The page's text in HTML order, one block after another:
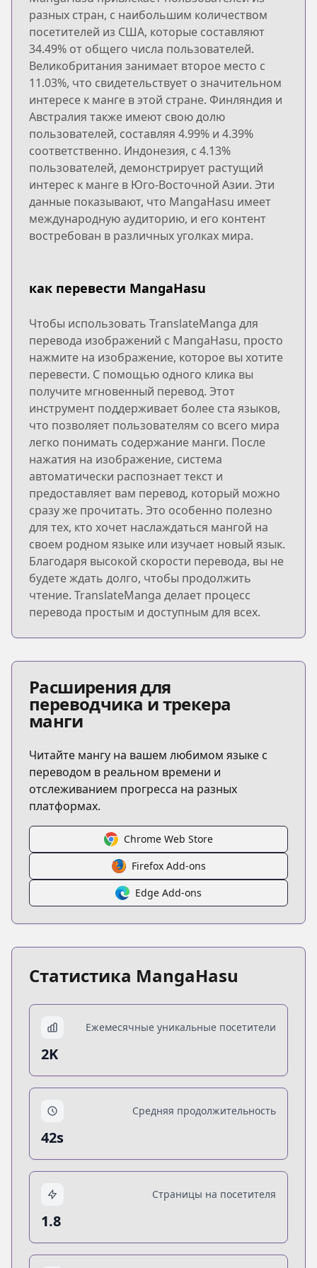
разных стран, с наибольшим количеством
посетителей из США, которые составляют
34.49% от общего числа пользователей.
Великобритания занимает второе место с
11.03%, что свидетельствует о значительном
интересе к манге в этой стране. Финляндия и
Австралия также имеют свою долю
пользователей, составляя 4.99% и 4.39%
соответственно. Индонезия, с 4.13%
пользователей, демонстрирует растущий
интерес к манге в Юго-Восточной Азии. Эти
данные показывают, что MangaHasu имеет
международную аудиторию, и его контент
востребован в различных уголках мира.
как перевести MangaHasu
Чтобы использовать TranslateManga для
перевода изображений с MangaHasu, просто
нажмите на изображение, которое вы хотите
перевести. С помощью одного клика вы
получите мгновенный перевод. Этот
инструмент поддерживает более ста языков,
что позволяет пользователям со всего мира
легко понимать содержание манги. После
нажатия на изображение, система
автоматически распознает текст и
предоставляет вам перевод, который можно
сразу же прочитать. Это особенно полезно
для тех, кто хочет наслаждаться мангой на
своем родном языке или изучает новый язык.
Благодаря высокой скорости перевода, вы не
будете ждать долго, чтобы продолжить
чтение. TranslateManga делает процесс
перевода простым и доступным для всех.
Расширения для
переводчика и трекера
манги
Читайте мангу на вашем любимом языке с
переводом в реальном времени и
отслеживанием прогресса на разных
платформах.
Chrome Web Store
Firefox Add-ons
Edge Add-ons
Статистика MangaHasu
Ежемесячные уникальные посетители
2K
Средняя продолжительность
42s
Страницы на посетителя
1.8